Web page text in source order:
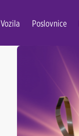
Vozila Poslovnice